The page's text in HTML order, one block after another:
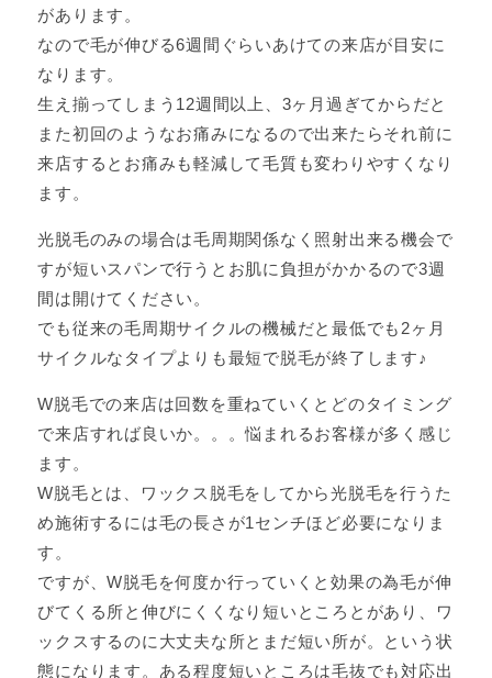
があります。
なので毛が伸びる6週間ぐらいあけての来店が目安に
なります。
生え揃ってしまう12週間以上、3ヶ月過ぎてからだと
また初回のようなお痛みになるので出来たらそれ前に
来店するとお痛みも軽減して毛質も変わりやすくなり
ます。
光脱毛のみの場合は毛周期関係なく照射出来る機会で
すが短いスパンで行うとお肌に負担がかかるので3週
間は開けてください。
でも従来の毛周期サイクルの機械だと最低でも2ヶ月
サイクルなタイプよりも最短で脱毛が終了します♪
W脱毛での来店は回数を重ねていくとどのタイミング
で来店すれば良いか。。。悩まれるお客様が多く感じ
ます。
W脱毛とは、ワックス脱毛をしてから光脱毛を行うた
め施術するには毛の長さが1センチほど必要になりま
す。
ですが、W脱毛を何度か行っていくと効果の為毛が伸
びてくる所と伸びにくくなり短いところとがあり、ワ
ックスするのに大丈夫な所とまだ短い所が。という状
態になります。ある程度短いところは毛抜でも対応出